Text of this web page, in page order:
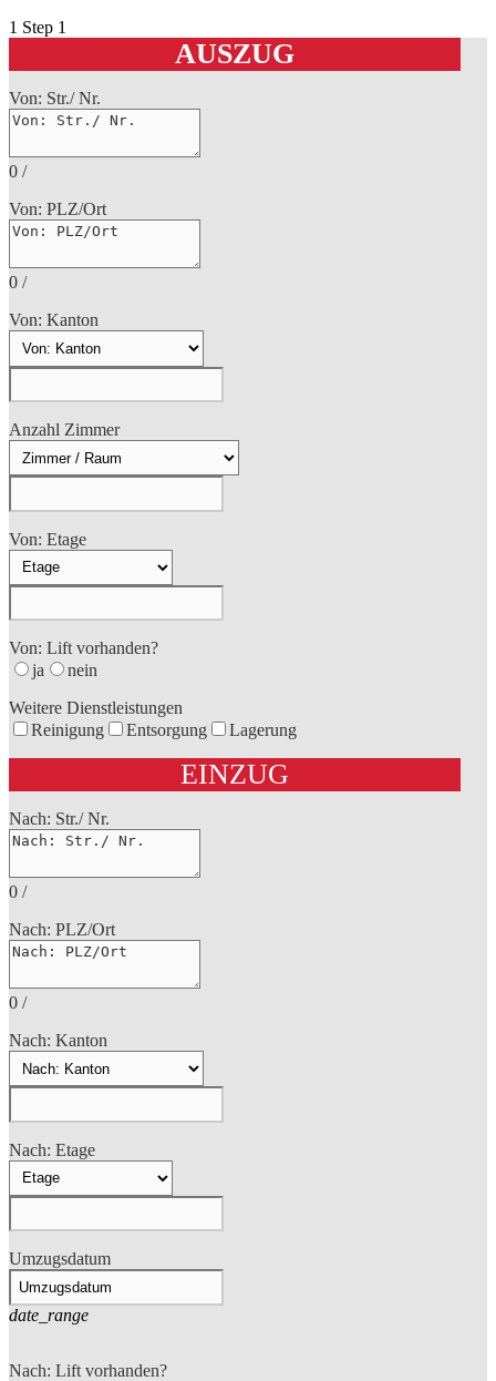
1 Step 1
AUSZUG
Von: Str./ Nr.
0 /
Von: PLZ/Ort
0 /
Von: Kanton
Anzahl Zimmer
Von: Etage
Von: Lift vorhanden?
ja
nein
Weitere Dienstleistungen
Reinigung
Entsorgung Lagerung
EINZUG
Nach: Str./ Nr.
0 /
Nach: PLZ/Ort
0 /
Nach: Kanton
Nach: Etage
Umzugsdatum
date_range
Nach: Lift vorhanden?